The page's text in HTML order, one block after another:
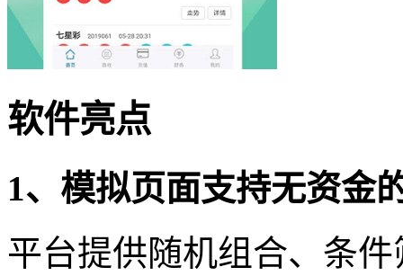
软件亮点
1、模拟页面支持无资金
平台提供随机组合、条